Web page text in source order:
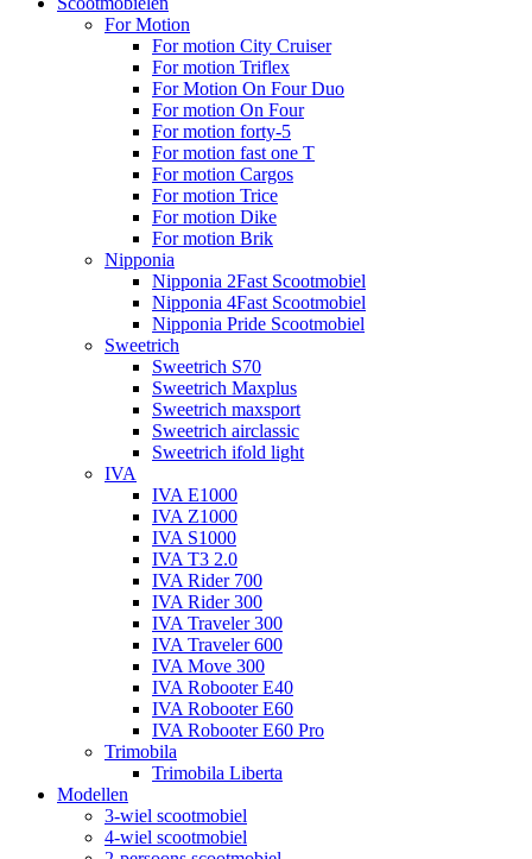
For Motion
For motion City Cruiser
For motion Triflex
For Motion On Four Duo
For motion On Four
For motion forty-5
For motion fast one T
For motion Cargos
For motion Trice
For motion Dike
For motion Brik
Nipponia
Nipponia 2Fast Scootmobiel
Nipponia 4Fast Scootmobiel
Nipponia Pride Scootmobiel
Sweetrich
Sweetrich S70
Sweetrich Maxplus
Sweetrich maxsport
Sweetrich airclassic
Sweetrich ifold light
IVA
IVA E1000
IVA Z1000
IVA S1000
IVA T3 2.0
IVA Rider 700
IVA Rider 300
IVA Traveler 300
IVA Traveler 600
IVA Move 300
IVA Robooter E40
IVA Robooter E60
IVA Robooter E60 Pro
Trimobila
Trimobila Liberta
Modellen
3-wiel scootmobiel
4-wiel scootmobiel